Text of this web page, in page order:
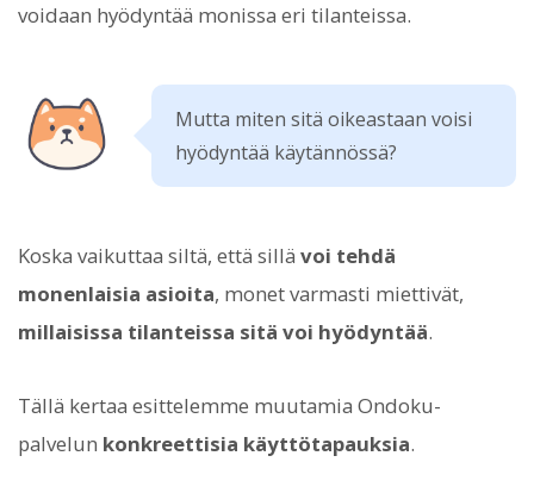
voidaan hyödyntää monissa eri tilanteissa.
Mutta miten sitä oikeastaan voisi
hyödyntää käytännössä?
Koska vaikuttaa siltä, että sillä voi tehdä
monenlaisia asioita, monet varmasti miettivät,
millaisissa tilanteissa sitä voi hyödyntää.
Tällä kertaa esittelemme muutamia Ondoku-
palvelun konkreettisia käyttötapauksia.